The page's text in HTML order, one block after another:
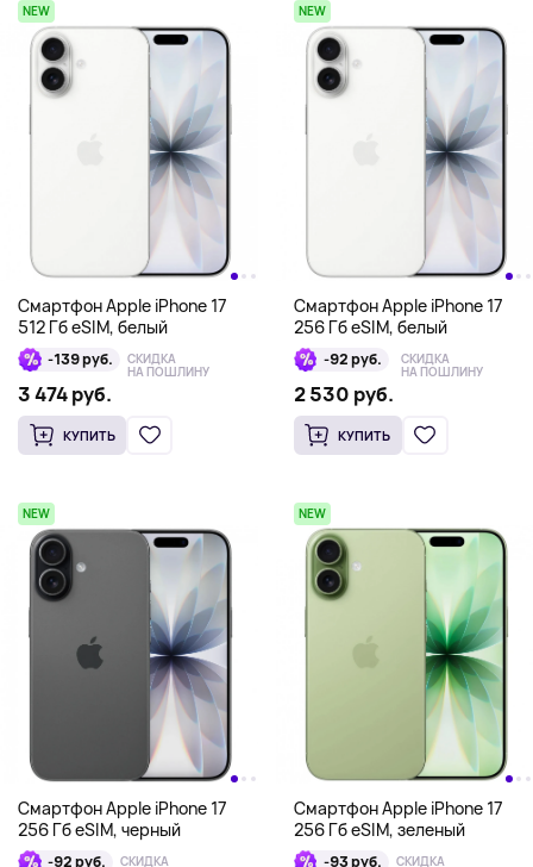
NEW
Смартфон Apple iPhone 17
512 Гб eSIM, белый
-139 руб. СКИДКА
НА ПОШЛИНУ
3 474 руб.
КУПИТЬ
NEW
Смартфон Apple iPhone 17
256 Гб eSIM, белый
-92 руб. СКИДКА
НА ПОШЛИНУ
2 530 руб.
КУПИТЬ
NEW
Смартфон Apple iPhone 17
256 Гб eSIM, черный
-92 руб. СКИДКА
NEW
Смартфон Apple iPhone 17
256 Гб eSIM, зеленый
-93 руб. СКИДКА